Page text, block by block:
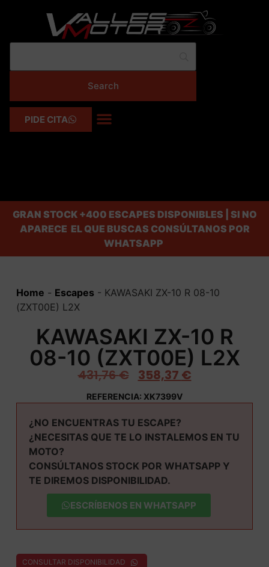
PIDE CITA
GRAN STOCK+400 ESCAPES DISPONIBLES | SI NO
APARECE EL QUE BUSCAS CONSÚLTANOS POR
WHATSAPP
Home - Escapes- KAWASAKI ZX-10 R 08-10
(ZXT00E) L2X
KAWASAKI ZX-10 R
08-10 (ZXT00E) L2X
431,76€ 358,37 €
REFERENCIA: XK7399V
¿NO ENCUENTRAS TU ESCAPE?
¿NECESITAS QUE TE LO INSTALEMOS EN TU
MOTO?
CONSÚLTANOS STOCK POR WHATSAPP Y
TE DIREMOS DISPONIBILIDAD.
ESCRÍBENOS EN WHATSAPP
CONSULTAR DISPONIBILIDAD